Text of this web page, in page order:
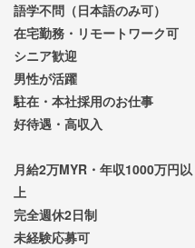
語学不問（日本語のみ可）
在宅勤務・リモートワーク可
シニア歓迎
男性が活躍
駐在・本社採用のお仕事
好待遇・高収入
月給2万MYR・年収1000万円以
上
完全週休2日制
未経験応募可